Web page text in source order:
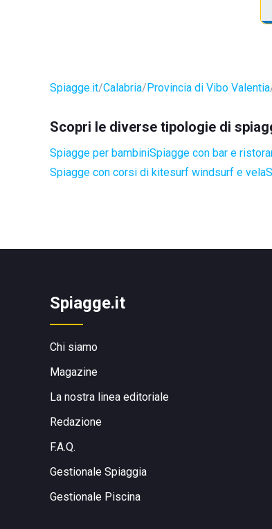
Spiagge.it Calabria Provincia di Vibo Valentia
Scopri le diverse tipologie di
Spiagge per bambiniSpiagge con bar e
Spiagge con corsi di kitesurf windsurf e vela
Spiagge.it
Chi siamo
Magazine
La nostra linea editoriale
Redazione
F.A.Q.
Gestionale Spiaggia
Gestionale Piscina